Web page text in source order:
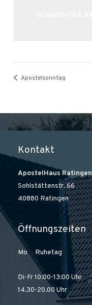
Apostelsonntag
Kontakt
ApostelHaus Ratingen
Sohlstättenstr. 66
40880 Ratingen
Öffnungszeiten
Mo Ruhetag
Di-Fr 10:00-13:00 Uhr
14.30-20.00 Uhr